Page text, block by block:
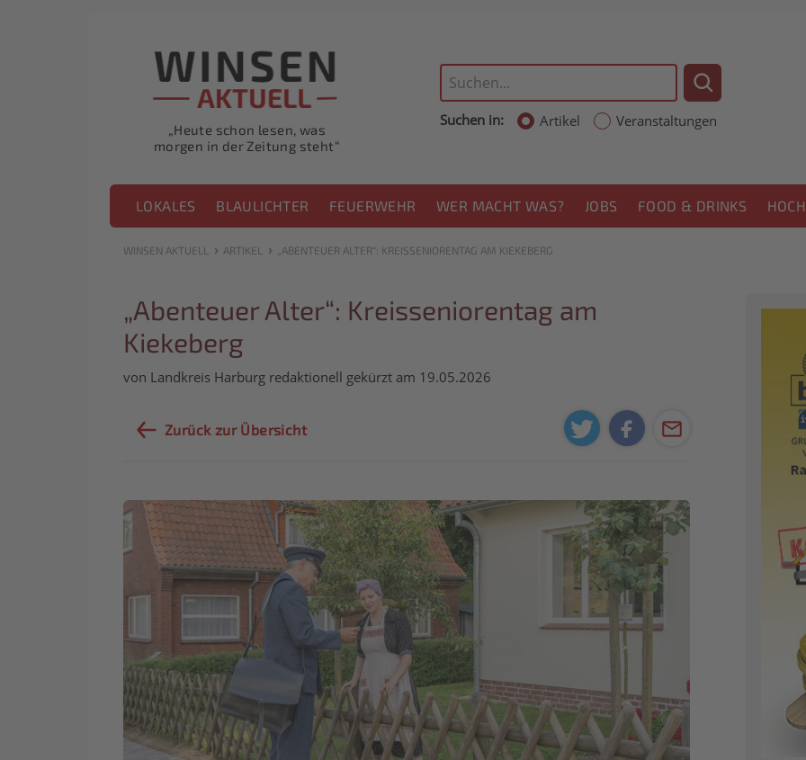
„Heute schon lesen, was
morgen in der Zeitung steht“
Suchen in: Artikel Veranstaltungen
LOKALES BLAULICHTER FEUERWEHR WER MACHT WAS? JOBS FOOD & DRINKS
WINSEN AKTUELL › ARTIKEL › „ABENTEUER ALTER“: KREISSENIORENTAG AM KIEKEBERG
„Abenteuer Alter“: Kreisseniorentag am
Kiekeberg
von Landkreis Harburg redaktionell gekürzt am 19.05.2026
Zurück zur Übersicht